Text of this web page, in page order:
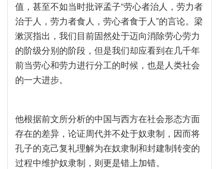
值，甚至不如当时批评孟子“劳心者治人，劳力者
治于人，劳力者食人，劳心者食于人”的言论。梁
漱溟指出，我们目前固然处于迈向消除劳心劳力
的阶级分别的阶段，但是我们却应看到在几千年
前当劳心和劳力进行分工的时候，也是人类社会
的一大进步。
他根据前文所分析的中国与西方在社会形态方面
存在的差异，论证周代并不处于奴隶制，因而将
孔子的克己复礼理解为在奴隶制和封建制转变的
过程中维护奴隶制，则更是错上加错。